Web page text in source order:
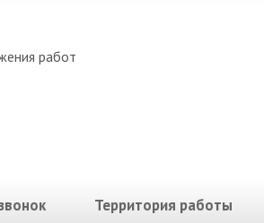
работ
Территория работы